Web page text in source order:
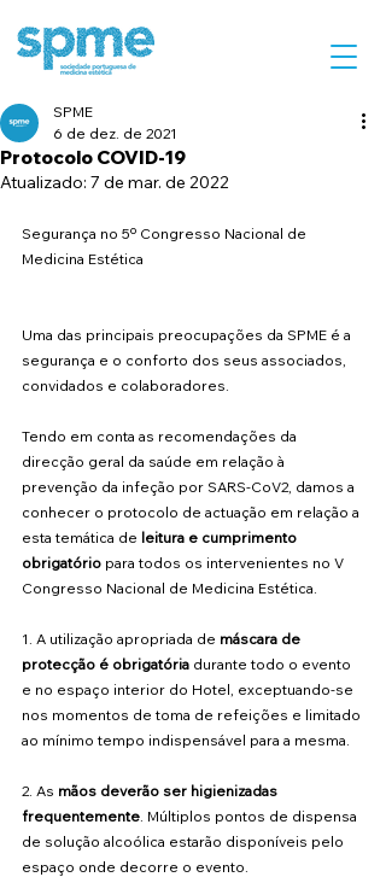
Protocolo COVID-19
SPME
6 de dez. de 2021
Atualizado: 7 de mar. de 2022
Segurança no 5º Congresso Nacional de
Medicina Estética
Uma das principais preocupações da SPME é a
segurança e o conforto dos seus associados,
convidados e colaboradores.
Tendo em conta as recomendações da
direcção geral da saúde em relação à
prevenção da infeção por SARS-CoV2, damos a
conhecer o protocolo de actuação em relação a
esta temática de leitura e cumprimento
obrigatório para todos os intervenientes no V
Congresso Nacional de Medicina Estética.
1. A utilização apropriada de máscara de
protecção é obrigatória durante todo o evento
e no espaço interior do Hotel, exceptuando-se
nos momentos de toma de refeições e limitado
ao mínimo tempo indispensável para a mesma.
2. As mãos deverão ser higienizadas
frequentemente. Múltiplos pontos de dispensa
de solução alcoólica estarão disponíveis pelo
espaço onde decorre o evento.